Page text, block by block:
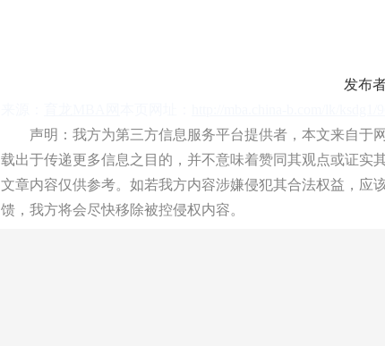
发布
声明：我方为第三方信息服务平台提供者，本文来自于
载出于传递更多信息之目的，并不意味着赞同其观点或证实
文章内容仅供参考。如若我方内容涉嫌侵犯其合法权益，应
馈，我方将会尽快移除被控侵权内容。